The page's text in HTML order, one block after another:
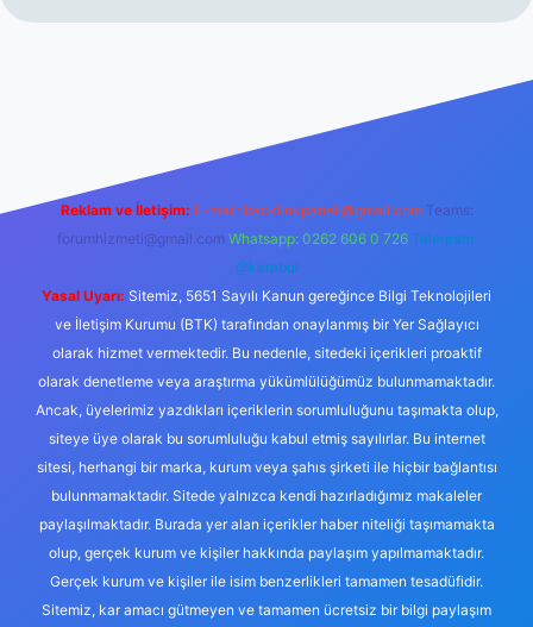
Reklam ve İletişim: E-mail: backlinkpaneli@gmail.com Teams:
forumhizmeti@gmail.com Whatsapp: 0262 606 0 726 Telegram:
@karabul
Yasal Uyarı: Sitemiz, 5651 Sayılı Kanun gereğince Bilgi Teknolojileri
ve İletişim Kurumu (BTK) tarafından onaylanmış bir Yer Sağlayıcı
olarak hizmet vermektedir. Bu nedenle, sitedeki içerikleri proaktif
olarak denetleme veya araştırma yükümlülüğümüz bulunmamaktadır.
Ancak, üyelerimiz yazdıkları içeriklerin sorumluluğunu taşımakta olup,
siteye üye olarak bu sorumluluğu kabul etmiş sayılırlar. Bu internet
sitesi, herhangi bir marka, kurum veya şahıs şirketi ile hiçbir bağlantısı
bulunmamaktadır. Sitede yalnızca kendi hazırladığımız makaleler
paylaşılmaktadır. Burada yer alan içerikler haber niteliği taşımamakta
olup, gerçek kurum ve kişiler hakkında paylaşım yapılmamaktadır.
Gerçek kurum ve kişiler ile isim benzerlikleri tamamen tesadüfidir.
Sitemiz, kar amacı gütmeyen ve tamamen ücretsiz bir bilgi paylaşım